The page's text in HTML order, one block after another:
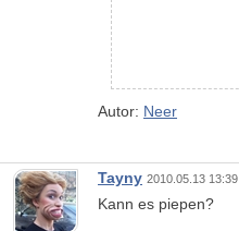
Autor: Neer
Tayny 2010.05.13 13:39
Kann es piepen?